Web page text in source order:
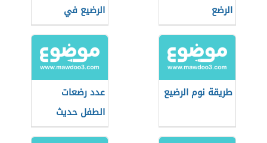
الرضع
الرضيع في
الحمالة
طريقة نوم الرضيع
عدد رضعات
الطفل حديث
الولادة